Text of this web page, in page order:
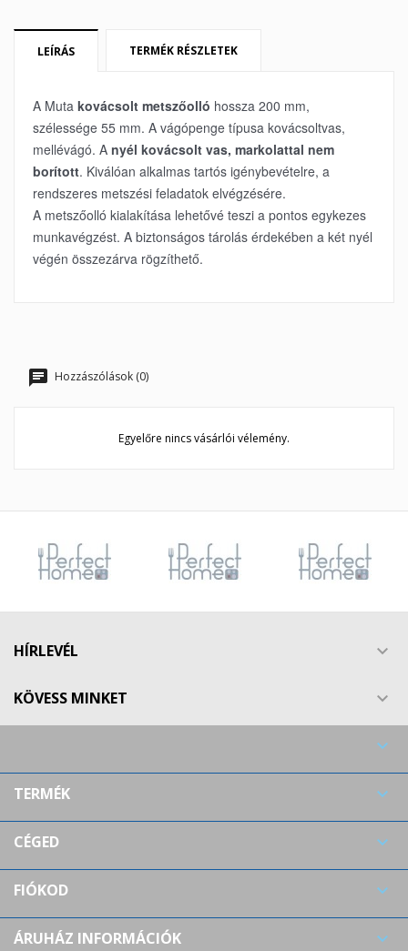
LEÍRÁS TERMÉK RÉSZLETEK
​A Muta kovácsolt metszőolló hossza 200 mm,
szélessége 55 mm. A vágópenge típusa kovácsoltvas,
mellévágó. A nyél kovácsolt vas, markolattal nem
borított. Kiválóan alkalmas tartós igénybevételre, a
rendszeres metszési feladatok elvégzésére.
A metszőolló kialakítása lehetővé teszi a pontos egykezes
munkavégzést. A biztonságos tárolás érdekében a két nyél
végén összezárva rögzíthető.
Hozzászólások (0)
Egyelőre nincs vásárlói vélemény.
HÍRLEVÉL 
KÖVESS MINKET 

TERMÉK 
CÉGED 
FIÓKOD 
ÁRUHÁZ INFORMÁCIÓK 